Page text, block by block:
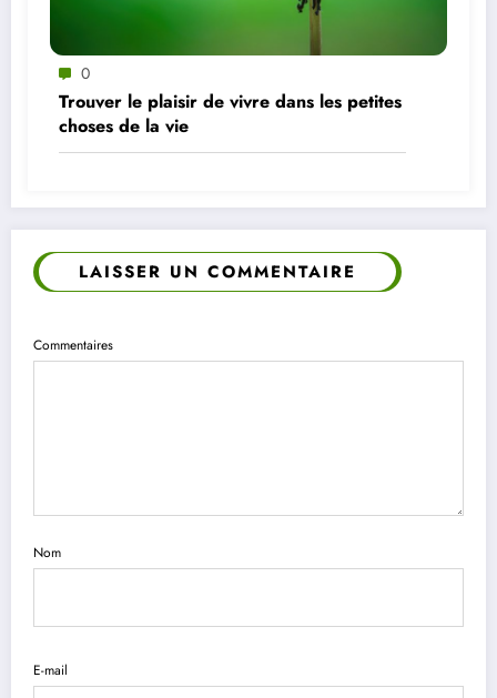
0
Trouver le plaisir de vivre dans les petites
choses de la vie
LAISSER UN COMMENTAIRE
Commentaires
Nom
E-mail